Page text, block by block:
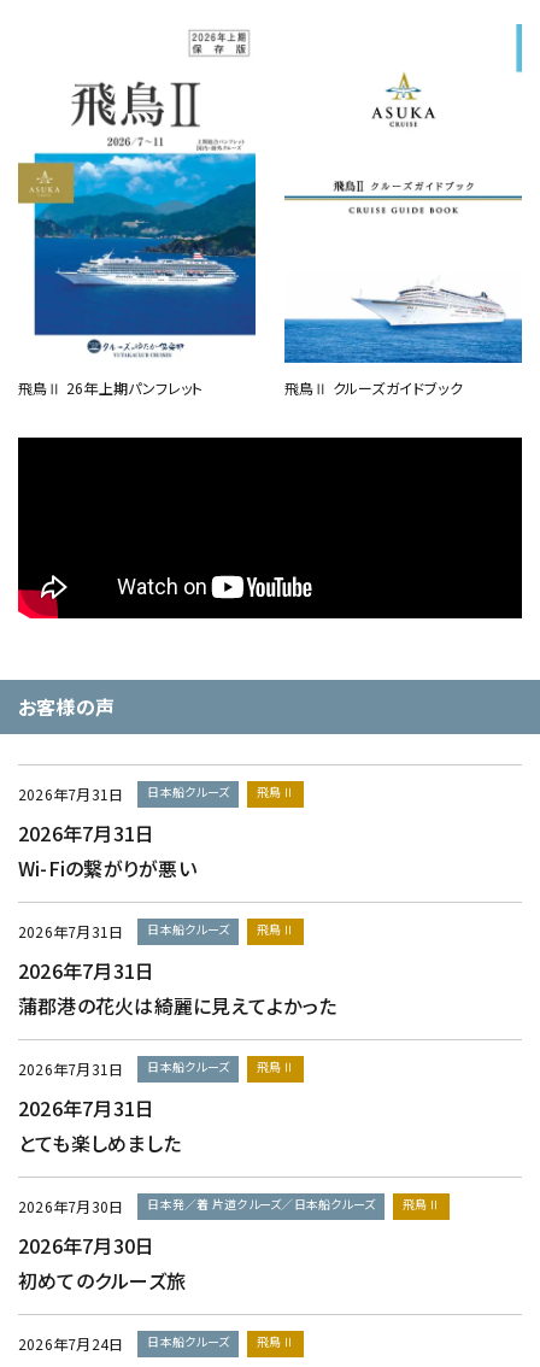
飛鳥Ⅱ 26年上期パンフレット 飛鳥Ⅱ クルーズガイドブック
お客様の声
2026年7月31日 日本船クルーズ 飛鳥Ⅱ
2026年7月31日
Wi-Fiの繋がりが悪い
2026年7月31日 日本船クルーズ 飛鳥Ⅱ
2026年7月31日
蒲郡港の花火は綺麗に見えてよかった
2026年7月31日 日本船クルーズ 飛鳥Ⅱ
2026年7月31日
とても楽しめました
2026年7月30日 日本発／着 片道クルーズ／日本船クルーズ 飛鳥Ⅱ
2026年7月30日
初めてのクルーズ旅
2026年7月24日 日本船クルーズ 飛鳥Ⅱ